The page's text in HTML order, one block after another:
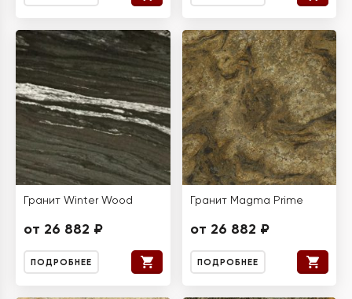
Гранит Winter Wood
от 26 882 ₽
ПОДРОБНЕЕ
Гранит Magma Prime
от 26 882 ₽
ПОДРОБНЕЕ